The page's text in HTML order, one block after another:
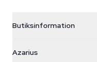
Butiksinformation
Galvaniweg 11
Azarius